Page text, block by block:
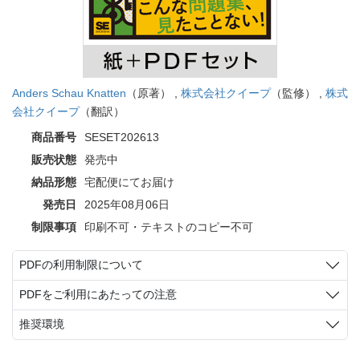
Anders Schau Knatten （原著） , 株式会社クイープ（監修） , 株式
会社クイープ（翻訳）
商品番号
SESET202613
販売状態
発売中
納品形態
宅配便にてお届け
発売日
2025年08月06日
制限事項
印刷不可・テキストのコピー不可
PDFの利用制限について
PDFをご利用にあたっての注意
推奨環境